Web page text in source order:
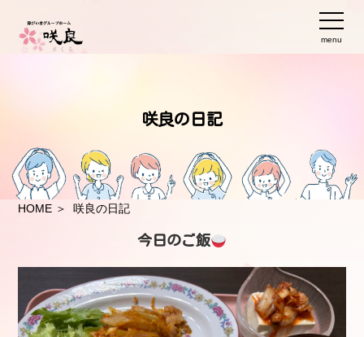
menu
咲良の日記
HOME ＞ 咲良の日記
今日のご飯